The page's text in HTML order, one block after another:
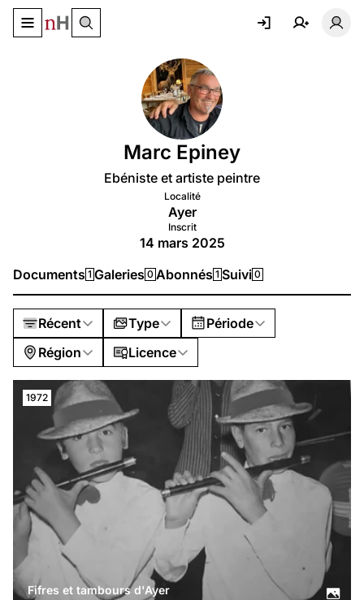
Basculer le menu de navigation
Marc Epiney
Ebéniste et artiste peintre
Localité
Ayer
Inscrit
14 mars 2025
Documents 1 Galeries 0 Abonnés 1 Suivi 0
Récent Type
Période
Région
Licence
1972
Fifres et tambours d'Ayer